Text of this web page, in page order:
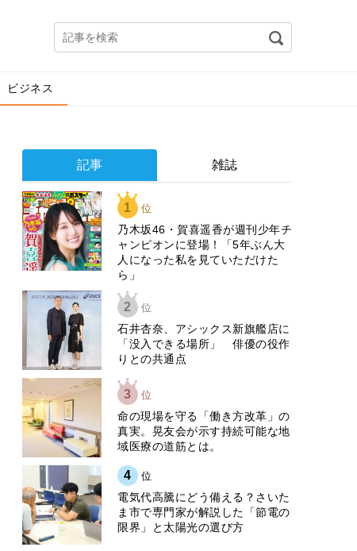
ビジネス
記事 雑誌
1 位
乃木坂46・賀喜遥香が週刊少年チ
ャンピオンに登場！「5年ぶん大
人になった私を見ていただけた
ら」
2 位
石井杏奈、アシックス新旗艦店に
「没入できる場所」 俳優の役作
りとの共通点
3 位
​命の現場を守る「働き方改革」の
真実。晃友会が示す持続可能な地
域医療の道筋とは。
4 位
電気代高騰にどう備える？さいた
ま市で専門家が解説した「節電の
限界」と太陽光の選び方